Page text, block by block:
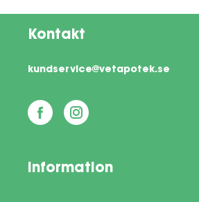
Kontakt
kundservice@vetapotek.se
Information